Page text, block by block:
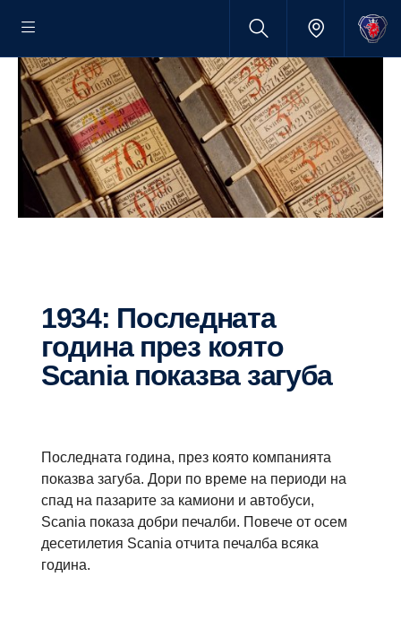
1934: Последната
година през която
Scania показва загуба
Последната година, през която компанията
показва загуба. Дори по време на периоди на
спад на пазарите за камиони и автобуси,
Scania показа добри печалби. Повече от осем
десетилетия Scania отчита печалба всяка
година.